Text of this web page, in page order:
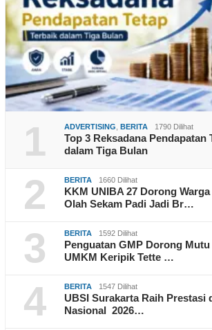
1 ADVERTISING BERITA 1790 Dilihat
Top 3 Reksadana Pendapatan
dalam Tiga Bulan
2 BERITA 1660 Dilihat
KKM UNIBA 27 Dorong
Olah Sekam Padi Jadi Br…
3 BERITA 1592 Dilihat
Penguatan GMP Dorong
UMKM Keripik Tette …
4 BERITA 1547 Dilihat
UBSI Surakarta Raih Prestasi
Nasional 2026…